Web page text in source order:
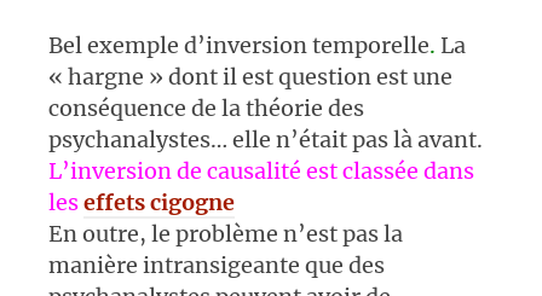
Bel exemple d’inversion temporelle. La
« hargne » dont il est question est une
conséquence de la théorie des
psychanalystes… elle n’était pas là avant.
L’inversion de causalité est classée dans
leseffets cigogne
En outre, le problème n’est pas la
manière intransigeante que des